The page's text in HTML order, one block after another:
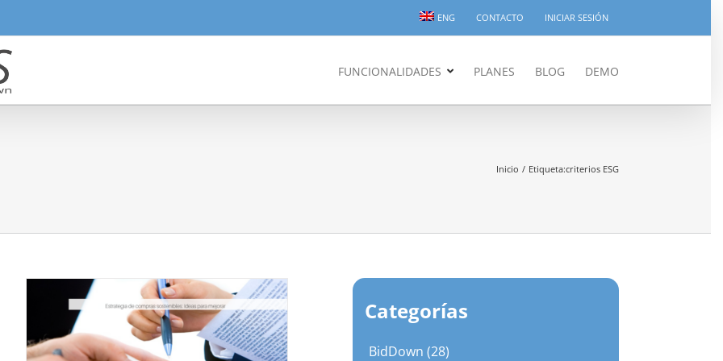
ENG CONTACTO INICIAR SESIÓN
FUNCIONALIDADES PLANES BLOG DEMO
Inicio Etiqueta:criterios ESG
Categorías
BidDown (28)
optimizar tu departamento de compras?